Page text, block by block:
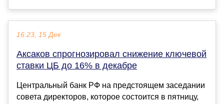
16:23, 15 Дек
Аксаков спрогнозировал снижение ключевой
ставки ЦБ до 16% в декабре
Центральный банк РФ на предстоящем заседании
совета директоров, которое состоится в пятницу,